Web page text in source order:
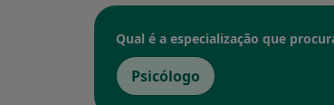
Qual é a especialização que
Psicólogo